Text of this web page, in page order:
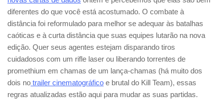
diferentes do que você está acostumado. O combate à
distância foi reformulado para melhor se adequar às batalhas
caóticas e à curta distância que suas equipes lutarão na nova
edição. Quer seus agentes estejam disparando tiros
cuidadosos com um rifle laser ou liberando torrentes de
promethium em chamas de um lança-chamas (há muito dos
dois no trailer cinematográfico e brutal do Kill Team), essas
regras atualizadas estão aqui para mudar as suas partidas.